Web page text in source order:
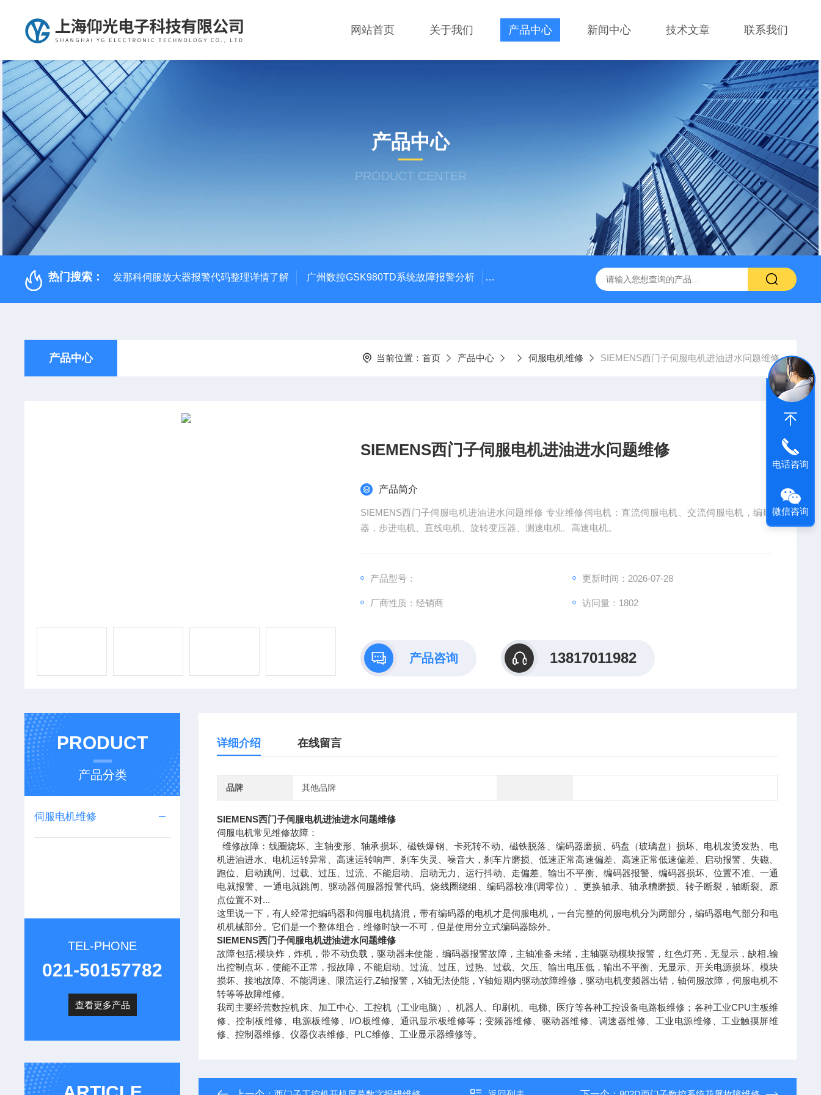
网站首页 关于我们 产品中心 新闻中心 技术文章 联系我们
产品中心
PRODUCT CENTER
热门搜索： 发那科伺服放大器报警代码整理详情了解 广州数控GSK980TD系统故障报警分析 全系列ABB变频器ACS88*代码F0010报警维修 FANUC数控系统常见故
产品中心 当前位置： 首页 产品中心 伺服电机维修 SIEMENS西门子伺服电机进油进水问题维修
SIEMENS西门子伺服电机进油进水问题维修
产品简介
SIEMENS西门子伺服电机进油进水问题维修 专业维修伺电机：直流伺服电机、交流伺服电机，编码
器，步进电机、直线电机、旋转变压器、测速电机、高速电机。
产品型号： 更新时间：2026-07-28
厂商性质：经销商 访问量：1802
产品咨询 13817011982
PRODUCT
产品分类
伺服电机维修
TEL-PHONE
021-50157782
查看更多产品
详细介绍 在线留言
品牌 其他品牌
SIEMENS西门子伺服电机进油进水问题维修
伺服电机常见维修故障：
维修故障：线圈烧坏、主轴变形、轴承损坏、磁铁爆钢、卡死转不动、磁铁脱落、编码器磨损、码盘（玻璃盘）损坏、电机发烫发热、电
机进油进水、电机运转异常、高速运转响声、刹车失灵、噪音大，刹车片磨损、低速正常高速偏差、高速正常低速偏差、启动报警、失磁、
跑位、启动跳闸、过载、过压、过流、不能启动、启动无力、运行抖动、走偏差、输出不平衡、编码器报警、编码器损坏、位置不准、一通
电就报警、一通电就跳闸、驱动器伺服器报警代码、烧线圈绕组、编码器校准(调零位）、更换轴承、轴承槽磨损、转子断裂，轴断裂、原
点位置不对...
这里说一下，有人经常把编码器和伺服电机搞混，带有编码器的电机才是伺服电机，一台完整的伺服电机分为两部分，编码器电气部分和电
机机械部分。它们是一个整体组合，维修时缺一不可，但是使用分立式编码器除外。
SIEMENS西门子伺服电机进油进水问题维修
故障包括;模块炸，炸机，带不动负载，驱动器未使能，编码器报警故障，主轴准备未绪，主轴驱动模块报警，红色灯亮，无显示，缺相,输
出控制点坏，使能不正常，报故障，不能启动、过流、过压、过热、过载、欠压、输出电压低，输出不平衡、无显示、开关电源损坏、模块
损坏、接地故障、不能调速、限流运行,Z轴报警，X轴无法使能，Y轴短期内驱动故障维修，驱动电机变频器出错，轴伺服故障，伺服电机不
转等等故障维修。
我司主要经营数控机床、加工中心、工控机（工业电脑）、机器人、印刷机、电梯、医疗等各种工控设备电路板维修；各种工业CPU主板维
修、控制板维修、电源板维修、I/O板维修、通讯显示板维修等；变频器维修、驱动器维修、调速器维修、工业电源维修、工业触摸屏维
修、控制器维修、仪器仪表维修、PLC维修、工业显示器维修等。
电话咨询
微信咨询